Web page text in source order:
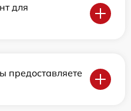
для
предоставляете